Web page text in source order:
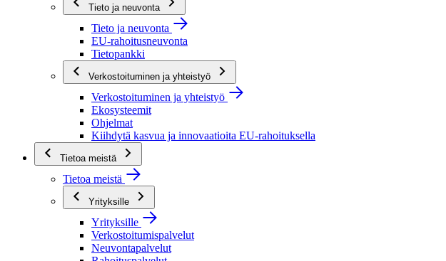
Tieto ja neuvonta
Tieto ja neuvonta
EU-rahoitusneuvonta
Tietopankki
Verkostoituminen ja yhteistyö
Verkostoituminen ja yhteistyö
Ekosysteemit
Ohjelmat
Kiihdytä kasvua ja innovaatioita EU-rahoituksella
Tietoa meistä
Tietoa meistä
Yrityksille
Yrityksille
Verkostoitumispalvelut
Neuvontapalvelut